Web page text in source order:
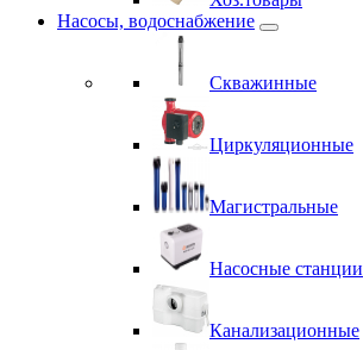
Насосы, водоснабжение
Скважинные
Циркуляционные
Магистральные
Насосные станции
Канализационные